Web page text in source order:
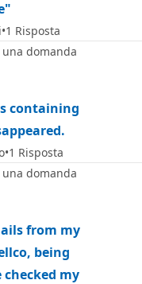
1 Risposta
domanda
containing
1 Risposta
domanda
from my
being
checked my